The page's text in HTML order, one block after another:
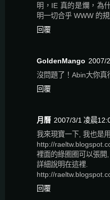
明，IE 真的是爛，為
明一切合乎 WWW 的規
回覆
GoldenMango 2007/
沒問題了！Abin大你真
回覆
月曆 2007/3/1 凌晨
我來現寶一下, 我也是
http://
裡面的綠圈圈可以張開,
詳細說明在這裡.
http://
回覆